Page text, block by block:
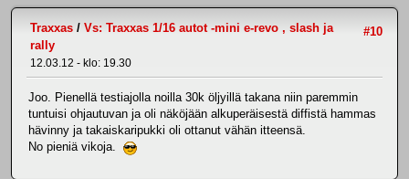
#10
Traxxas / Vs: Traxxas 1/16 autot -mini e-revo , slash ja
rally
12.03.12 - klo: 19.30
Joo. Pienellä testiajolla noilla 30k öljyillä takana niin paremmin
tuntuisi ohjautuvan ja oli näköjään alkuperäisestä diffistä hammas
hävinny ja takaiskaripukki oli ottanut vähän itteensä.
No pieniä vikoja.